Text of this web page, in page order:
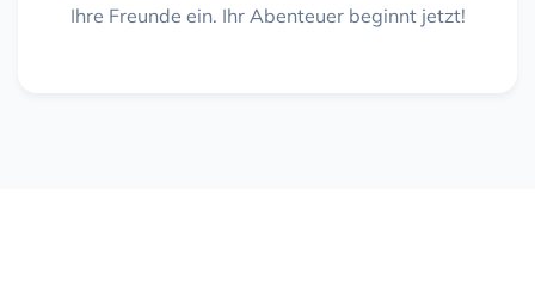
Ihre Freunde ein. Ihr Abenteuer beginnt jetzt!